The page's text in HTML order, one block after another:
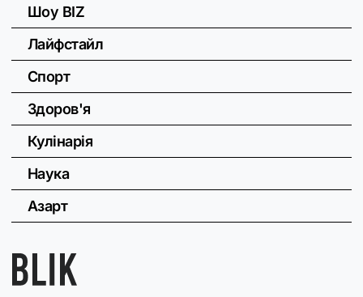
Шоу BIZ
Лайфстайл
Спорт
Здоров'я
Кулінарія
Наука
Азарт